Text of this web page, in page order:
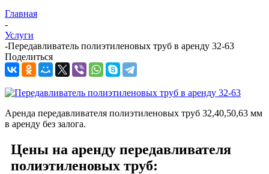
Главная
-
Услуги
-Передавливатель полиэтиленовых труб в аренду 32-63
Поделиться
Аренда передавливателя полиэтиленовых труб 32,40,50,63 мм
в аренду без залога.
Цены на аренду передавливателя
полиэтиленовых труб: